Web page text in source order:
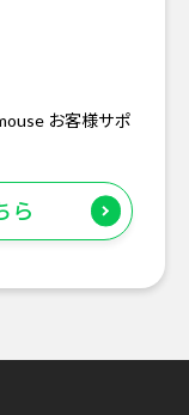
お客様サポ
ら